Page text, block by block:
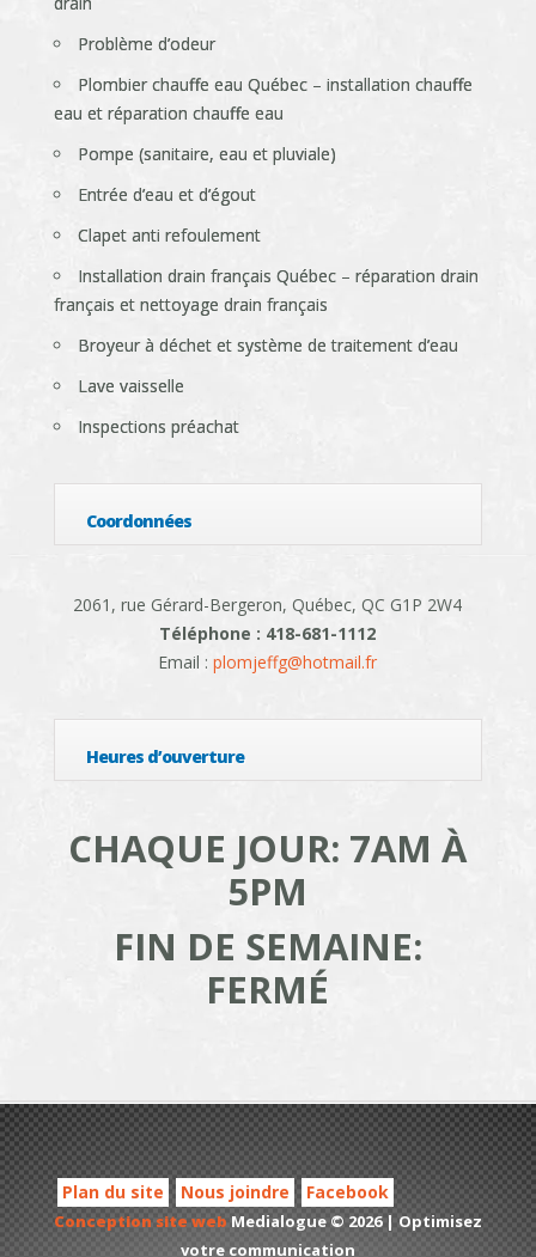
Problème d’odeur
Plombier chauffe eau Québec – installation chauffe
eau et réparation chauffe eau
Pompe (sanitaire, eau et pluviale)
Entrée d’eau et d’égout
Clapet anti refoulement
Installation drain français Québec – réparation drain
français et nettoyage drain français
Broyeur à déchet et système de traitement d’eau
Lave vaisselle
Inspections préachat
Coordonnées
2061, rue Gérard-Bergeron, Québec, QC G1P 2W4
Téléphone : 418-681-1112
Email :plomjeffg@hotmail.fr
Heures d’ouverture
CHAQUE JOUR: 7AM À
5PM
FIN DE SEMAINE:
FERMÉ
Plan du site Nous joindre Facebook
Conception site web Medialogue © 2026 | Optimisez
votre communication